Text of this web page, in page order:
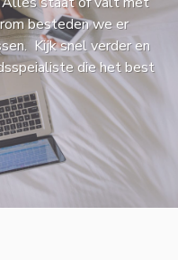
besteden we er
Kijk snel verder en
die het best